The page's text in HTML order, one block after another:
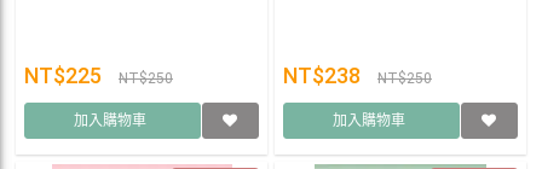
NT$225 NT$250
加入購物車
NT$238 NT$250
加入購物車